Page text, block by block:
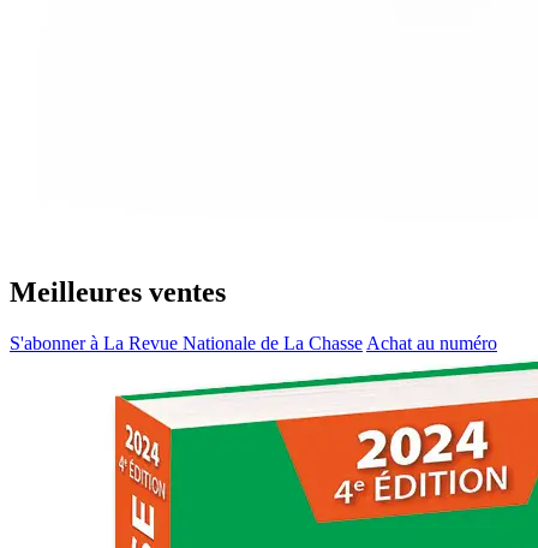
Meilleures ventes
S'abonner à La Revue Nationale de La Chasse Achat au numéro